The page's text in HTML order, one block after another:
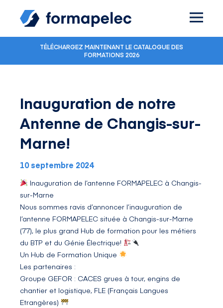
TÉLÉCHARGEZ MAINTENANT LE CATALOGUE DES
FORMATIONS 2026
Inauguration de notre
Antenne de Changis-sur-
Marne!
10 septembre 2024
Inauguration de l’antenne FORMAPELECà Changis-
sur-Marne
Nous sommes ravis d’annoncer l’inauguration de
l’antenne FORMAPELEC située à Changis-sur-Marne
(77), le plus grand Hub de formation pour les métiers
du BTP et du Génie Électrique!
Un Hub de Formation Unique
Les partenaires :
Groupe GEFOR : CACES grues à tour, engins de
chantier et logistique, FLE (Français Langues
Etrangères)